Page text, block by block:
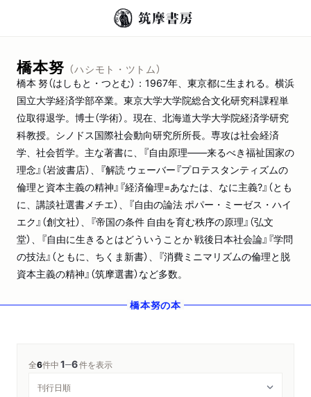
橋本努 （ハシモト・ツトム）
橋本 努（はしもと・つとむ）：1967年、東京都に生まれる。横浜
国立大学経済学部卒業。東京大学大学院総合文化研究科課程単
位取得退学。博士（学術）。現在、北海道大学大学院経済学研究
科教授。シノドス国際社会動向研究所所長。専攻は社会経済
学、社会哲学。主な著書に、『自由原理――来るべき福祉国家の
理念』（岩波書店）、『解読 ウェーバー『プロテスタンティズムの
倫理と資本主義の精神』『経済倫理=あなたは、なに主義?』（とも
に、講談社選書メチエ）、『自由の論法 ポパー・ミーゼス・ハイ
エク』（創文社）、『帝国の条件 自由を育む秩序の原理』（弘文
堂）、『自由に生きるとはどういうことか 戦後日本社会論』『学問
の技法』（ともに、ちくま新書）、『消費ミニマリズムの倫理と脱
資本主義の精神』（筑摩選書）など多数。
橋本努の本
全6件中1─6件を表示